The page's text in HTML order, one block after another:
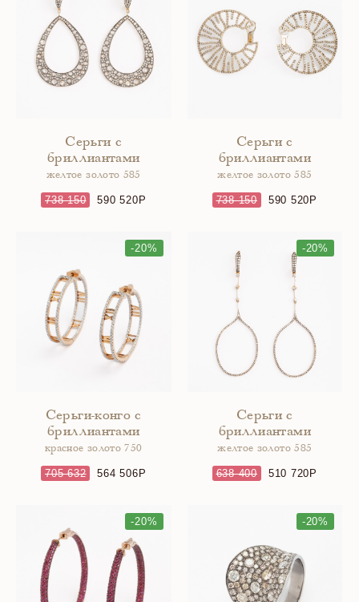
Серьги с
бриллиантами
желтое золото 585
738 150 590 520
Серьги с
бриллиантами
желтое золото 585
738 150 590 520
-20%
Серьги-конго с
бриллиантами
красное золото 750
705 632 564 506
-20%
Серьги с
бриллиантами
желтое золото 585
638 400 510 720
-20% -20%